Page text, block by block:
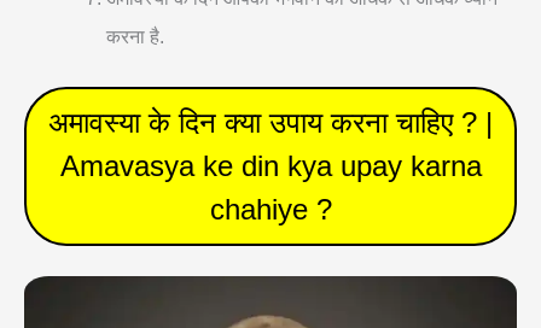
करना है.
अमावस्या के दिन क्या उपाय करना चाहिए ? |
Amavasya ke din kya upay karna
chahiye ?